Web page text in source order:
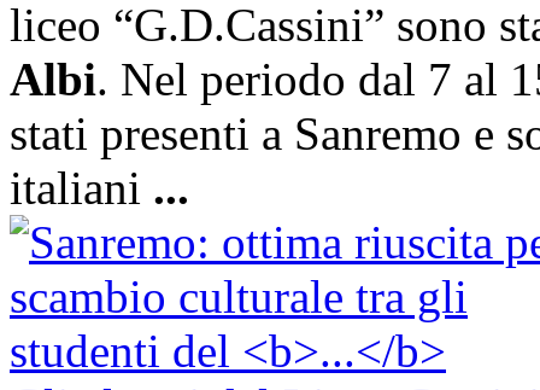
liceo “G.D.Cassini” sono
Albi. Nel periodo dal 7 al
stati presenti a Sanremo e
italiani ...